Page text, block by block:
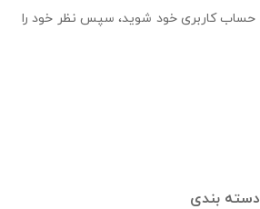
حساب کاربری خود شوید، سپس نظر خود را
بندی